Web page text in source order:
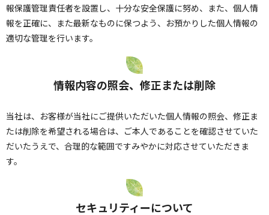
報保護管理責任者を設置し、十分な安全保護に努め、また、個人情
報を正確に、また最新なものに保つよう、お預かりした個人情報の
適切な管理を行います。
情報内容の照会、修正または削除
当社は、お客様が当社にご提供いただいた個人情報の照会、修正ま
たは削除を希望される場合は、ご本人であることを確認させていた
だいたうえで、合理的な範囲ですみやかに対応させていただきま
す。
セキュリティーについて